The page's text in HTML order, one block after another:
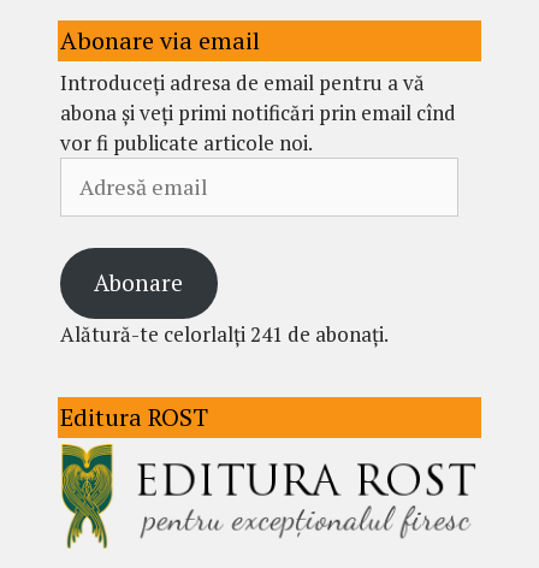
Abonare via email
Introduceți adresa de email pentru a vă
abona și veți primi notificări prin email cînd
vor fi publicate articole noi.
email
Abonare
Alătură-te celorlalți 241 de abonați.
Editura ROST